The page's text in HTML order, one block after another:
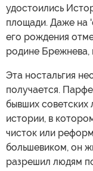
удостоились
площади. Даже на
его рождения
родине Брежнева,
Эта ностальгия
получается.
бывших
истории, в
чисток или
большевиком, он
разрешил людям